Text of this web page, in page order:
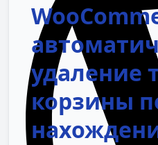
удаление
корзины